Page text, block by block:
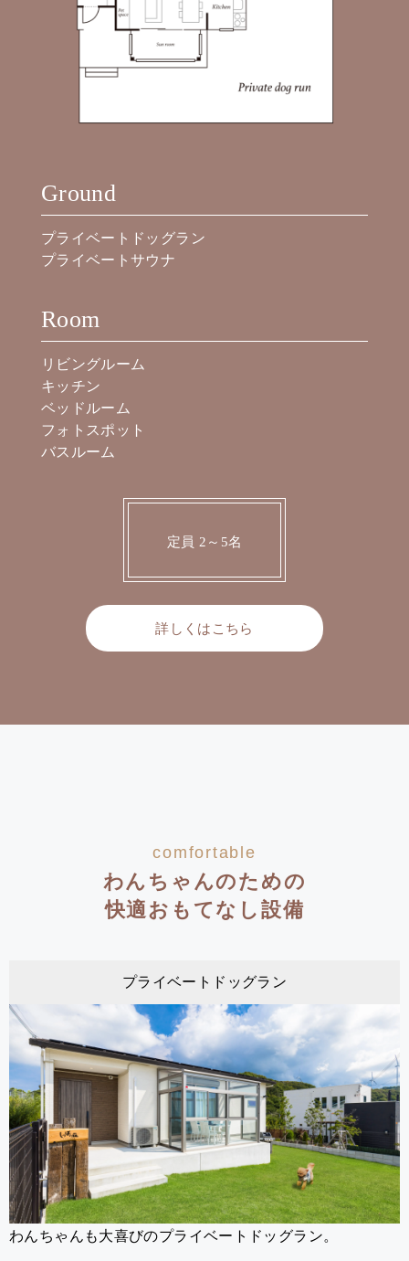
Ground
プライベートドッグラン
プライベートサウナ
Room
リビングルーム
キッチン
ベッドルーム
フォトスポット
バスルーム
定員 2～5名
詳しくはこちら
comfortable
わんちゃんのための
快適おもてなし設備
プライベートドッグラン
わんちゃんも大喜びのプライベートドッグラン。